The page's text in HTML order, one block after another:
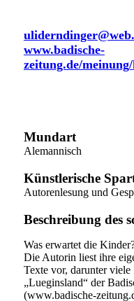
www.badische-
zeitung.de/
Mundart
Alemannisch
Künstlerische
Autorenlesung und
Beschreibung des
Was erwartet die
Die Autorin liest ihre
Texte vor, darunter
„Lueginsland“ der
(www.badische-